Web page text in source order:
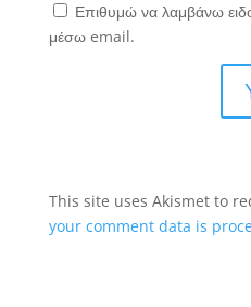
Επιθυμώ να λαμβάνω
μέσω email.
This site uses Akismet to
your comment data is